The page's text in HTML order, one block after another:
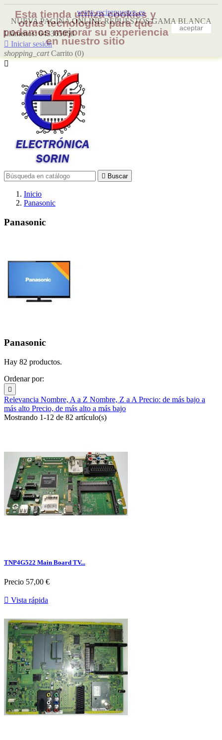
www.recirepuestos.es
NUEVA PAGINA ONLINE REPUESTOS GAMA BLANCA
Llámenos:643365050
 Iniciar sesión
shopping_cart Carrito (0)

 Buscar
Inicio
Panasonic
Panasonic
Panasonic
Hay 82 productos.
Ordenar por:

Relevancia Nombre, A a Z Nombre, Z a A Precio: de más bajo a
más alto Precio, de más alto a más bajo
Mostrando 1-12 de 82 artículo(s)
TNP4G522 Main Board TV...
Precio 57,00 €
 Vista rápida
Esta tienda utiliza cookies y
otras tecnologías para que
podamos mejorar su experiencia
en nuestro sitio
aceptar